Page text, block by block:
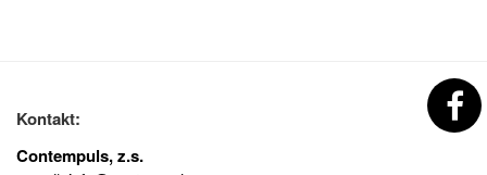
Kontakt:
Contempuls, z.s.